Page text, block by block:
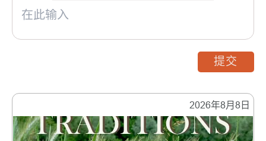
2026年8月8日
提交